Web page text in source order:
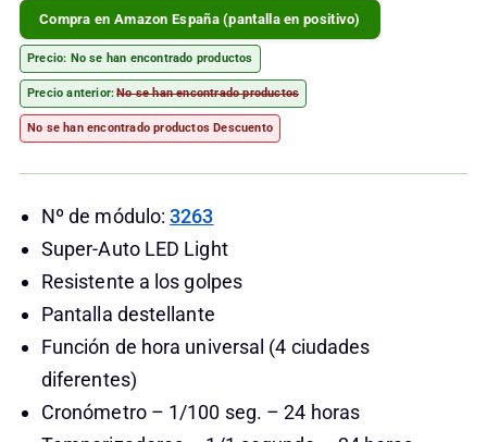
Compra en Amazon España (pantalla en positivo)
Precio: No se han encontrado productos
Precio anterior:No se han encontrado productos
No se han encontrado productosDescuento
Nº de módulo:3263
Super-Auto LED Light
Resistente a los golpes
Pantalla destellante
Función de hora universal (4 ciudades
diferentes)
Cronómetro – 1/100 seg. – 24 horas